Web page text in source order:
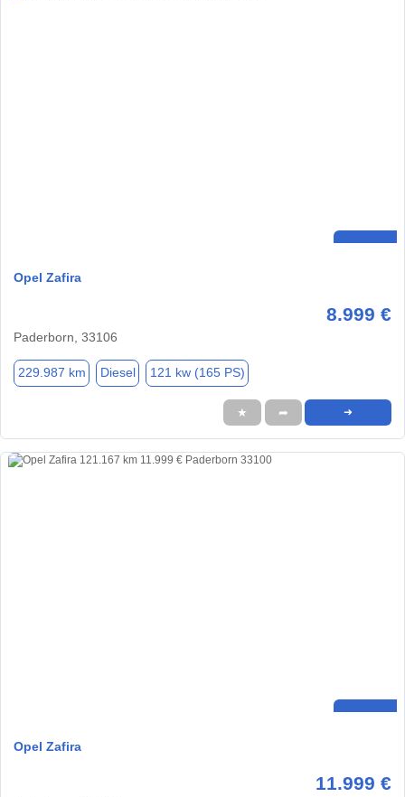
Opel Zafira
8.999 €
Paderborn, 33106
229.987 km Diesel 121 kw (165 PS)
★ ➦ ➜
Opel Zafira
11.999 €